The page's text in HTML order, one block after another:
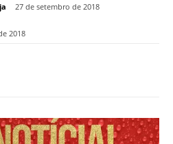
27 de setembro de 2018
2018